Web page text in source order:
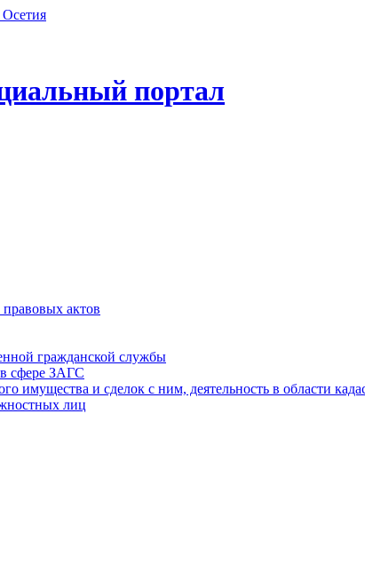
портал
актов
гражданской службы
в сфере ЗАГС
имущества и сделок с ним, деятельность в области
лиц